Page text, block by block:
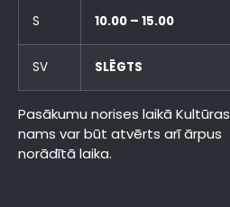
S 10.00 – 15.00
SV SLĒGTS
Pasākumu norises laikā Kultūras
nams var būt atvērts arī ārpus
norādītā laika.